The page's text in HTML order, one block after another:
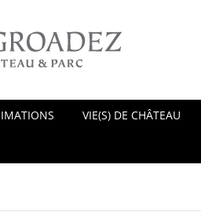
VIE(S) DE CHÂTEAU